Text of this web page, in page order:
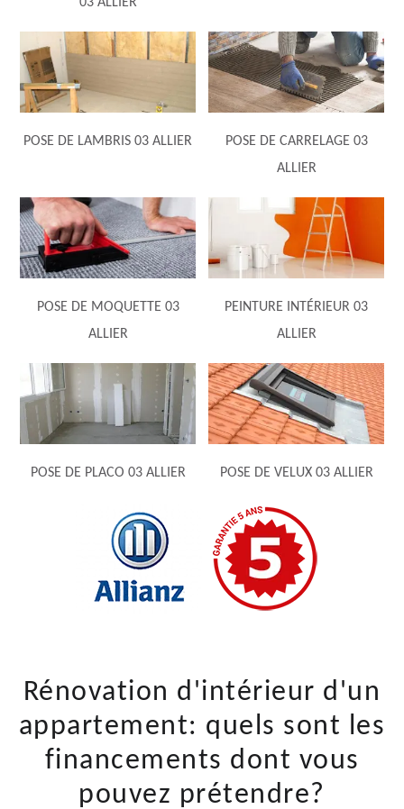
POSE DE LAMBRIS 03 ALLIER
POSE DE CARRELAGE 03
ALLIER
POSE DE MOQUETTE 03
ALLIER
PEINTURE INTÉRIEUR 03
ALLIER
POSE DE PLACO 03 ALLIER POSE DE VELUX 03 ALLIER
Rénovation d'intérieur d'un
appartement: quels sont les
financements dont vous
pouvez prétendre?